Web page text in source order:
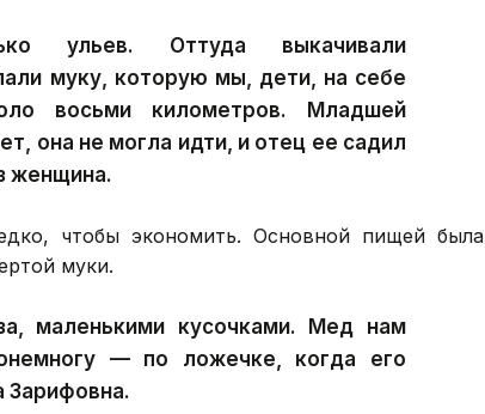
ульев. Оттуда выкачивали
муку, которую мы, дети, на себе
восьми километров. Младшей
она не могла идти, и отец ее садил
женщина.
чтобы экономить. Основной пищей была
муки.
маленькими кусочками. Мед нам
— по ложечке, когда его
Зарифовна.